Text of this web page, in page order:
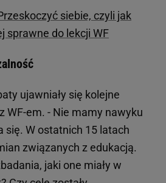
siebie, czyli jak
sprawne do lekcji WF
ujawniały się kolejne
WF-em. - Nie mamy nawyku
się. W ostatnich 15 latach
związanych z edukacją.
jaki one miały w